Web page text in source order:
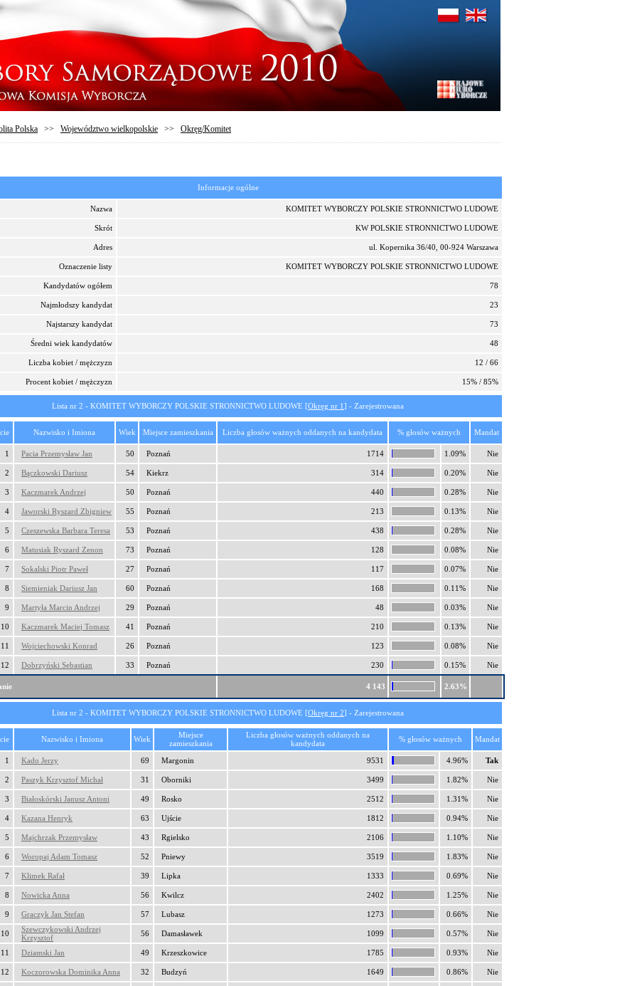
Polska >> Województwo wielkopolskie >> Okręg/Komitet
Informacje ogólne
Nazwa KOMITET WYBORCZY POLSKIE STRONNICTWO LUDOWE
Skrót KW POLSKIE STRONNICTWO LUDOWE
Adres ul. Kopernika 36/40, 00-924 Warszawa
Oznaczenie listy KOMITET WYBORCZY POLSKIE STRONNICTWO LUDOWE
Kandydatów ogółem 78
Najmłodszy kandydat 23
Najstarszy kandydat 73
Średni wiek kandydatów 48
Liczba kobiet / mężczyzn 12 / 66
Procent kobiet / mężczyzn 15% / 85%
Lista nr 2 - KOMITET WYBORCZY POLSKIE STRONNICTWO LUDOWE [Okręg nr 1] - Zarejestrowana
Nazwisko i Imiona Wiek Miejsce zamieszkania Liczba głosów ważnych oddanych na kandydata % głosów ważnych Mandat
1 Pacia Przemysław Jan 50 Poznań 1714 1.09% Nie
2 Bączkowski Dariusz 54 Kiekrz 314 0.20% Nie
3 Kaczmarek Andrzej 50 Poznań 440 0.28% Nie
4 Jaworski Ryszard Zbigniew 55 Poznań 213 0.13% Nie
5 Czeszewska Barbara Teresa 53 Poznań 438 0.28% Nie
6 Matusiak Ryszard Zenon 73 Poznań 128 0.08% Nie
7 Sokalski Piotr Paweł 27 Poznań 117 0.07% Nie
8 Siemieniak Dariusz Jan 60 Poznań 168 0.11% Nie
9 Martyła Marcin Andrzej 29 Poznań 48 0.03% Nie
10 Kaczmarek Maciej Tomasz 41 Poznań 210 0.13% Nie
11 Wojciechowski Konrad 26 Poznań 123 0.08% Nie
12 Dobrzyński Sebastian 33 Poznań 230 0.15% Nie
4 143 2.63%
Lista nr 2 - KOMITET WYBORCZY POLSKIE STRONNICTWO LUDOWE [Okręg nr 2] - Zarejestrowana
Nazwisko i Imiona Wiek
Miejsce
zamieszkania
Liczba głosów ważnych oddanych na
kandydata
% głosów ważnych Mandat
1 Kado Jerzy 69 Margonin 9531 4.96% Tak
2 Paszyk Krzysztof Michał 31 Oborniki 3499 1.82% Nie
3 Białoskórski Janusz Antoni 49 Rosko 2512 1.31% Nie
4 Kazana Henryk 63 Ujście 1812 0.94% Nie
5 Majchrzak Przemysław 43 Rgielsko 2106 1.10% Nie
6 Woropaj Adam Tomasz 52 Pniewy 3519 1.83% Nie
7 Klimek Rafał 39 Lipka 1333 0.69% Nie
8 Nowicka Anna 56 Kwilcz 2402 1.25% Nie
9 Graczyk Jan Stefan 57 Lubasz 1273 0.66% Nie
10
Szewczykowski Andrzej
Krzysztof
56 Damasławek 1099 0.57% Nie
11 Dziamski Jan 49 Krzeszkowice 1785 0.93% Nie
12 Koczorowska Dominika Anna 32 Budzyń 1649 0.86% Nie